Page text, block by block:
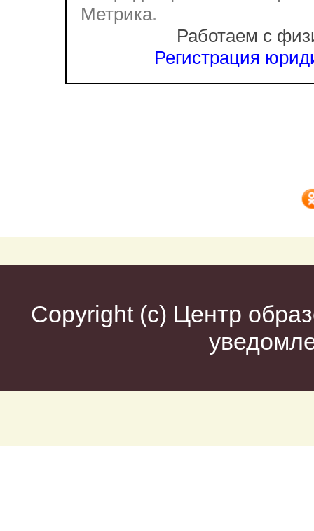
Метрика.
Работаем с
Регистрация
Copyright (c) Центр